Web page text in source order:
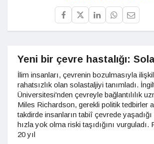
Yeni bir çevre hastalığı:
İlim insanları, çevrenin bozulmasıyla
rahatsızlık olan solastaljiyi tanımladı.
Üniversitesi'nden çevreyle bağlantılılık
Miles Richardson, gerekli politik tedbirler
takdirde insanların tabiî çevrede
hızla yok olma riski taşıdığını vurguladı.
20 yıl